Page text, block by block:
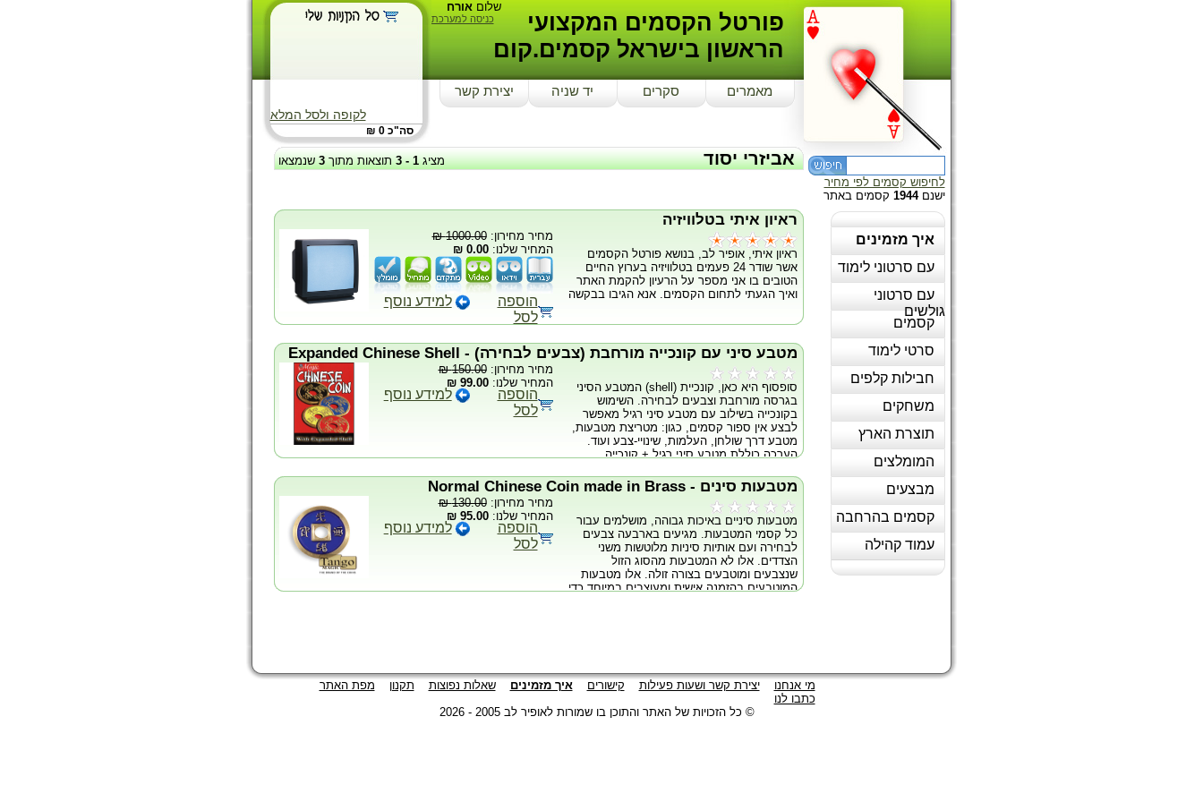
לקופה ולסל המלא
סה"כ 0 ₪
שלוםאורח
כניסה למערכת
פורטל הקסמים המקצועי
הראשון בישראל קסמים.קום
מאמרים סקרים יד שניה יצירת קשר
לחיפוש קסמים לפי מחיר
ישנם1944 קסמים באתר
איך מזמינים
עם סרטוני לימוד
עם סרטוני
גולשים
קסמים
סרטי לימוד
חבילות קלפים
משחקים
תוצרת הארץ
המומלצים
מבצעים
קסמים בהרחבה
עמוד קהילה
מציג1
-
3 תוצאות מתוך3שנמצאו אביזרי יסוד
ראיון איתי בטלוויזיה
ראיון איתי, אופיר לב, בנושא פורטל הקסמים
אשר שודר 24 פעמים בטלוויזיה בערוץ החיים
הטובים בו אני מספר על הרעיון להקמת האתר
ואיך הגעתי לתחום הקסמים. אנא הגיבו בבקשה
מחיר מחירון:1000.00 ₪
המחיר שלנו:0.00 ₪
הוספה
לסל
למידע נוסף
מטבע סיני עם קונכייה מורחבת (צבעים לבחירה) - Expanded Chinese Shell
סופסוף היא כאן, קונכיית (shell) המטבע הסיני
בגרסה מורחבת וצבעים לבחירה. השימוש
בקונכייה בשילוב עם מטבע סיני רגיל מאפשר
לבצע אין ספור קסמים, כגון: מטריצת מטבעות,
מטבע דרך שולחן, העלמות, שינויי-צבע ועוד.
הערכה כוללת מטבע סיני רגיל + קונכייה
לביצוע של קסם אחד עם הצעות וטיפים. מגיע
בצבעים: שחור, אדום, צהוב וכחול. נא לבחור
את הצבע הרצוי בתיבת הבחירה.
מחיר מחירון:150.00 ₪
המחיר שלנו:99.00 ₪
הוספה
לסל
למידע נוסף
מטבעות סינים - Normal Chinese Coin made in Brass
מטבעות סיניים באיכות גבוהה, מושלמים עבור
כל קסמי המטבעות. מגיעים בארבעה צבעים
לבחירה ועם אותיות סיניות מלוטשות משני
הצדדים. אלו לא המטבעות מהסוג הזול
שנצבעים ומוטבעים בצורה זולה. אלו מטבעות
המוטבעים בהזמנה אישית ומעוצבים במיוחד כדי
מחיר מחירון:130.00 ₪
המחיר שלנו:95.00 ₪
הוספה
לסל
למידע נוסף
מי אנחנו יצירת קשר ושעות פעילות קישורים איך מזמינים שאלות נפוצות תקנון
מפת האתר
כתבו לנו
© כל הזכויות של האתר והתוכן בו שמורות לאופיר לב 2005 - 2026